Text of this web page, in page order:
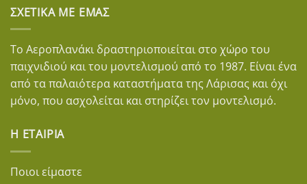
ΣΧΕΤΙΚΆ ΜΕ ΕΜΆΣ
Το Αεροπλανάκι δραστηριοποιείται στο χώρο του
παιχνιδιού και του μοντελισμού από το 1987. Είναι ένα
από τα παλαιότερα καταστήματα της Λάρισας και όχι
μόνο, που ασχολείται και στηρίζει τον μοντελισμό.
Η ΕΤΑΙΡΊΑ
Ποιοι είμαστε